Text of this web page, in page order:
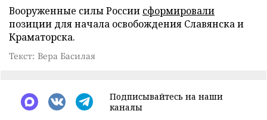
Вооруженные силы России сформировали
позиции для начала освобождения Славянска и
Краматорска.
Текст: Вера Басилая
Подписывайтесь на наши
каналы